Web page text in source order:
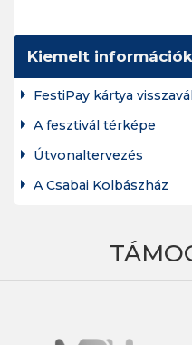
Kiemelt információk
FestiPay kártya
A fesztivál térképe
Útvonaltervezés
A Csabai Kolbászház